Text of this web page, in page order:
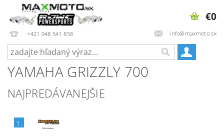
+421 948 541 858 info@maxmoto.sk
€0
YAMAHA GRIZZLY 700
NAJPREDÁVANEJŠIE
1.